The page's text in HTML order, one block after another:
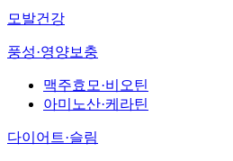
모발건강
풍성·영양보충
맥주효모·비오틴
아미노산·케라틴
다이어트·슬림